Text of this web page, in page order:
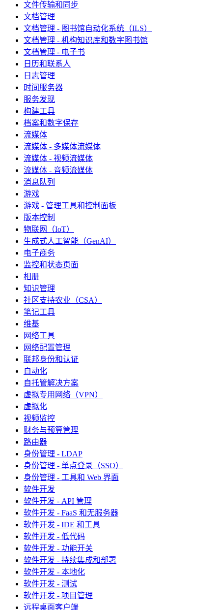
文件传输和同步
文档管理
文档管理 - 图书馆自动化系统（ILS）
文档管理 - 机构知识库和数字图书馆
文档管理 - 电子书
日历和联系人
日志管理
时间服务器
服务发现
构建工具
档案和数字保存
流媒体
流媒体 - 多媒体流媒体
流媒体 - 视频流媒体
流媒体 - 音频流媒体
消息队列
游戏
游戏 - 管理工具和控制面板
版本控制
物联网（IoT）
生成式人工智能（GenAI）
电子商务
监控和状态页面
相册
知识管理
社区支持农业（CSA）
笔记工具
维基
网络工具
网络配置管理
联邦身份和认证
自动化
自托管解决方案
虚拟专用网络（VPN）
虚拟化
视频监控
财务与预算管理
路由器
身份管理 - LDAP
身份管理 - 单点登录（SSO）
身份管理 - 工具和 Web 界面
软件开发
软件开发 - API 管理
软件开发 - FaaS 和无服务器
软件开发 - IDE 和工具
软件开发 - 低代码
软件开发 - 功能开关
软件开发 - 持续集成和部署
软件开发 - 本地化
软件开发 - 测试
软件开发 - 项目管理
远程桌面客户端